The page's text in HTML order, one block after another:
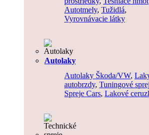
Autotmely, Tužidlá,
Vyrovnávacie látky
Autolaky
Autolaky Škoda/VW,
autobrzdy, Tuningové
Spreje Cars, Lakové